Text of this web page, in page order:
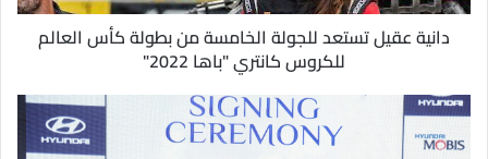
ر
دانية عقيل تستعد للجولة الخامسة من بطولة كأس العالم
للكروس كانتري "باها 2022"